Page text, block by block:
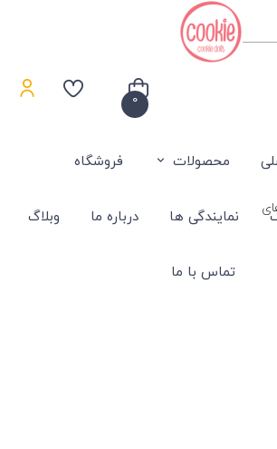
0
محصولات فروشگاه
نمایندگی ها درباره ما وبلاگ
تماس با ما